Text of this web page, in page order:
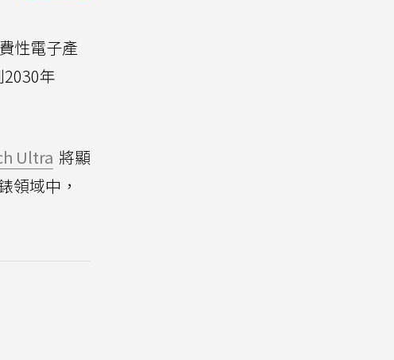
性電子產
年
Ultra 將顯
領域中，